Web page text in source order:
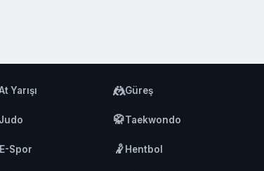
Yarışı 🤼Güreş
Judo 🥋Taekwondo
E-Spor 🤾 Hentbol